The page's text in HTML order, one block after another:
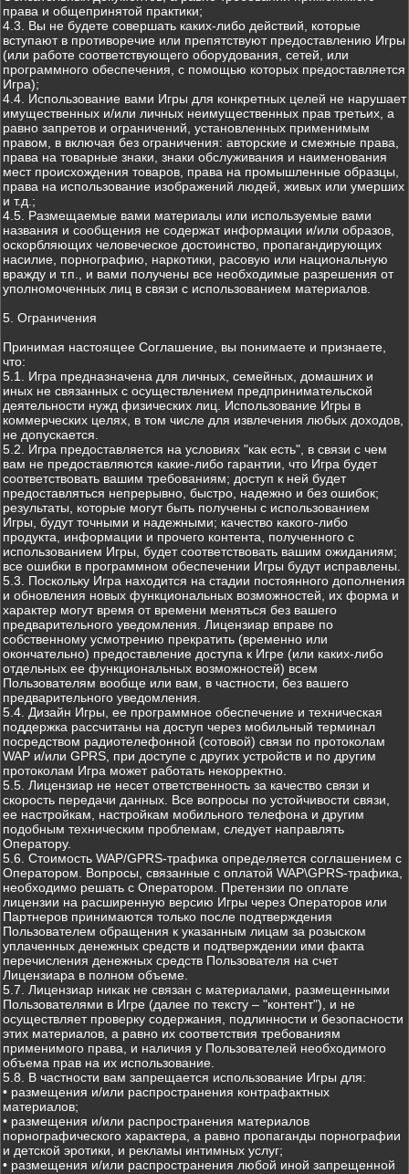
права и общепринятой практики;
4.3. Вы не будете совершать каких-либо действий, которые
вступают в противоречие или препятствуют предоставлению Игры
(или работе соответствующего оборудования, сетей, или
программного обеспечения, с помощью которых предоставляется
Игра);
4.4. Использование вами Игры для конкретных целей не нарушает
имущественных и/или личных неимущественных прав третьих, а
равно запретов и ограничений, установленных применимым
правом, в включая без ограничения: авторские и смежные права,
права на товарные знаки, знаки обслуживания и наименования
мест происхождения товаров, права на промышленные образцы,
права на использование изображений людей, живых или умерших
и т.д.;
4.5. Размещаемые вами материалы или используемые вами
названия и сообщения не содержат информации и/или образов,
оскорбляющих человеческое достоинство, пропагандирующих
насилие, порнографию, наркотики, расовую или национальную
вражду и т.п., и вами получены все необходимые разрешения от
уполномоченных лиц в связи с использованием материалов.
5. Ограничения
Принимая настоящее Соглашение, вы понимаете и признаете,
что:
5.1. Игра предназначена для личных, семейных, домашних и
иных не связанных с осуществлением предпринимательской
деятельности нужд физических лиц. Использование Игры в
коммерческих целях, в том числе для извлечения любых доходов,
не допускается.
5.2. Игра предоставляется на условиях "как есть", в связи с чем
вам не предоставляются какие-либо гарантии, что Игра будет
соответствовать вашим требованиям; доступ к ней будет
предоставляться непрерывно, быстро, надежно и без ошибок;
результаты, которые могут быть получены с использованием
Игры, будут точными и надежными; качество какого-либо
продукта, информации и прочего контента, полученного с
использованием Игры, будет соответствовать вашим ожиданиям;
все ошибки в программном обеспечении Игры будут исправлены.
5.3. Поскольку Игра находится на стадии постоянного дополнения
и обновления новых функциональных возможностей, их форма и
характер могут время от времени меняться без вашего
предварительного уведомления. Лицензиар вправе по
собственному усмотрению прекратить (временно или
окончательно) предоставление доступа к Игре (или каких-либо
отдельных ее функциональных возможностей) всем
Пользователям вообще или вам, в частности, без вашего
предварительного уведомления.
5.4. Дизайн Игры, ее программное обеспечение и техническая
поддержка рассчитаны на доступ через мобильный терминал
посредством радиотелефонной (сотовой) связи по протоколам
WAP и/или GPRS, при доступе с других устройств и по другим
протоколам Игра может работать некорректно.
5.5. Лицензиар не несет ответственность за качество связи и
скорость передачи данных. Все вопросы по устойчивости связи,
ее настройкам, настройкам мобильного телефона и другим
подобным техническим проблемам, следует направлять
Оператору.
5.6. Стоимость WAP/GPRS-трафика определяется соглашением с
Оператором. Вопросы, связанные с оплатой WAP\GPRS-трафика,
необходимо решать с Оператором. Претензии по оплате
лицензии на расширенную версию Игры через Операторов или
Партнеров принимаются только после подтверждения
Пользователем обращения к указанным лицам за розыском
уплаченных денежных средств и подтверждении ими факта
перечисления денежных средств Пользователя на счет
Лицензиара в полном объеме.
5.7. Лицензиар никак не связан с материалами, размещенными
Пользователями в Игре (далее по тексту – "контент"), и не
осуществляет проверку содержания, подлинности и безопасности
этих материалов, а равно их соответствия требованиям
применимого права, и наличия у Пользователей необходимого
объема прав на их использование.
5.8. В частности вам запрещается использование Игры для:
• размещения и/или распространения контрафактных
материалов;
• размещения и/или распространения материалов
порнографического характера, а равно пропаганды порнографии
и детской эротики, и рекламы интимных услуг;
• размещения и/или распространения любой иной запрещенной